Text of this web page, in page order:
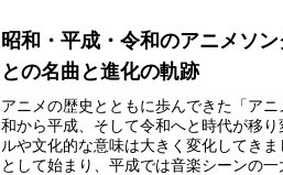
昭和・平成・令和のアニメソ
との名曲と進化の軌跡
アニメの歴史とともに歩んできた「ア
和から平成、そして令和へと時代が移
ルや文化的な意味は大きく変化してき
として始まり、平成では音楽シーンの一